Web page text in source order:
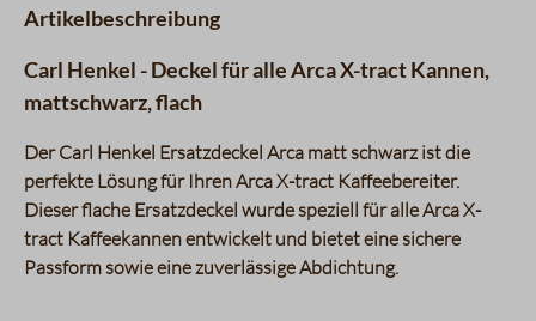
Artikelbeschreibung
Carl Henkel - Deckel für alle Arca X-tract Kannen,
mattschwarz, flach
Der Carl Henkel Ersatzdeckel Arca matt schwarz ist die
perfekte Lösung für Ihren Arca X-tract Kaffeebereiter.
Dieser flache Ersatzdeckel wurde speziell für alle Arca X-
tract Kaffeekannen entwickelt und bietet eine sichere
Passform sowie eine zuverlässige Abdichtung.